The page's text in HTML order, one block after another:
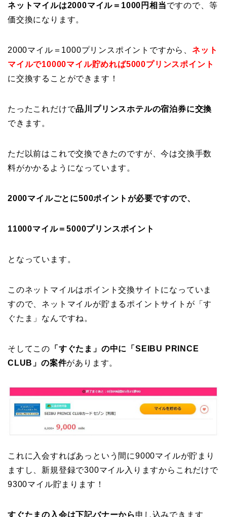
ネットマイルは2000マイル＝1000円相当ですので、等
価交換になります。
2000マイル＝1000プリンスポイントですから、 ネット
マイルで10000マイル貯めれば5000プリンスポイント
に交換することができます！
たったこれだけで品川プリンスホテルの宿泊券に交換
できます。
ただ以前はこれで交換できたのですが、今は交換手数
料がかかるようになっています。
2000マイルごとに500ポイントが必要ですので、
11000マイル＝5000プリンスポイント
となっています。
このネットマイルはポイント交換サイトになっていま
すので、ネットマイルが貯まるポイントサイトが「す
ぐたま」なんですね。
そしてこの 「すぐたま」の中に「SEIBU PRINCE
CLUB」の案件があります。
これに入会すればあっという間に9000マイルが貯まり
ますし、新規登録で300マイル入りますからこれだけで
9300マイル貯まります！
すぐたまの入会は下記バナーから 申し込みできます